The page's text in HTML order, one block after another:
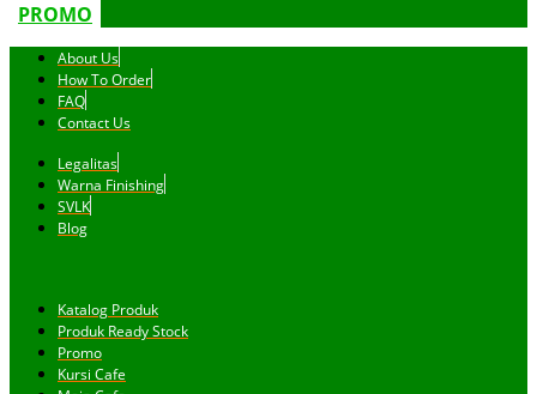
PROMO
About Us
How To Order
FAQ
Contact Us
Legalitas
Warna Finishing
SVLK
Blog
Katalog Produk
Produk Ready Stock
Promo
Kursi Cafe